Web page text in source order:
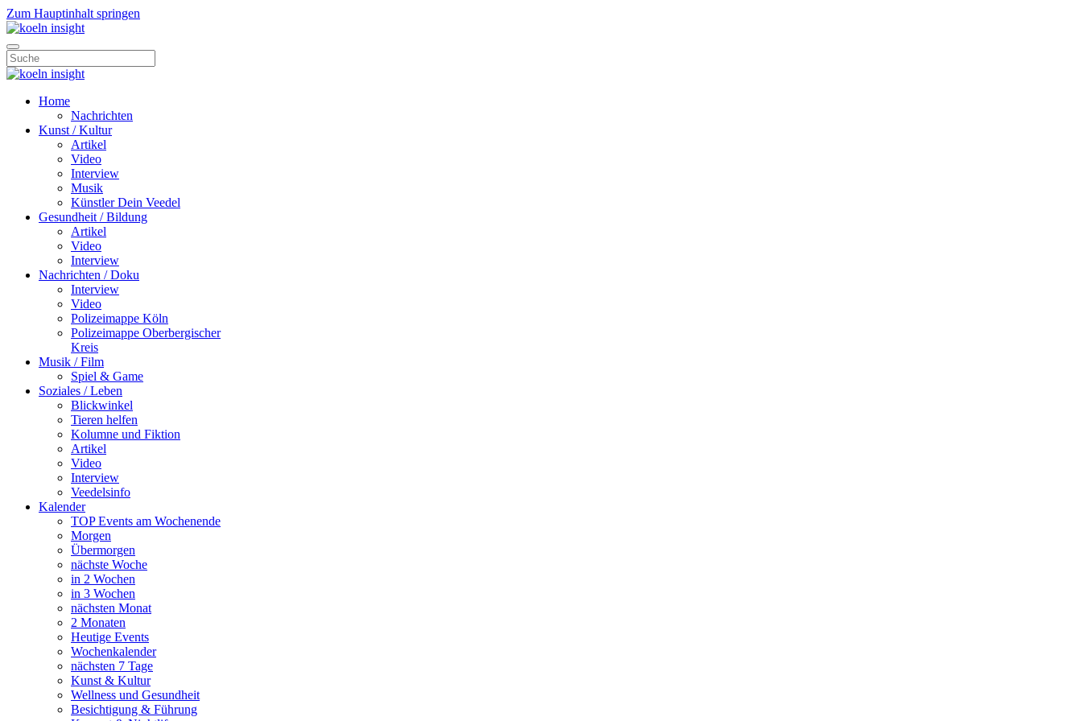
Zum Hauptinhalt springen
Home
Nachrichten
Kunst / Kultur
Artikel
Video
Interview
Musik
Künstler Dein Veedel
Gesundheit / Bildung
Artikel
Video
Interview
Nachrichten / Doku
Interview
Video
Polizeimappe Köln
Polizeimappe Oberbergischer
Kreis
Musik / Film
Spiel & Game
Soziales / Leben
Blickwinkel
Tieren helfen
Kolumne und Fiktion
Artikel
Video
Interview
Veedelsinfo
Kalender
TOP Events am Wochenende
Morgen
Übermorgen
nächste Woche
in 2 Wochen
in 3 Wochen
nächsten Monat
2 Monaten
Heutige Events
Wochenkalender
nächsten 7 Tage
Kunst & Kultur
Wellness und Gesundheit
Besichtigung & Führung